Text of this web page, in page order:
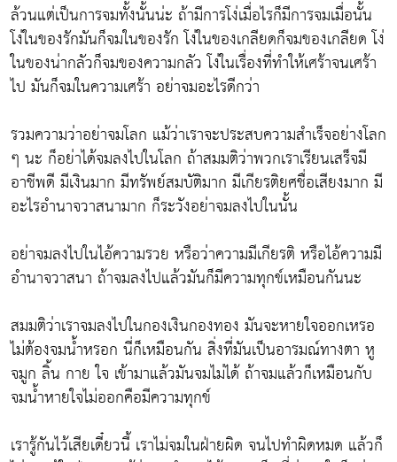
ล้วนแต่เป็นการจมทั้งนั้นน่ะ ถ้ามีการโง่เมื่อไรก็มีการจมเมื่อนั้น
โง่ในของรักมันก็จมในของรัก โง่ในของเกลียดก็จมของเกลียด โง่
ในของน่ากลัวก็จมของความกลัว โง่ในเรื่องที่ทำให้เศร้าจนเศร้า
ไป มันก็จมในความเศร้า อย่าจมอะไรดีกว่า
รวมความว่าอย่าจมโลก แม้ว่าเราจะประสบความสำเร็จอย่างโลก
ๆ นะ ก็อย่าได้จมลงไปในโลก ถ้าสมมติว่าพวกเราเรียนเสร็จมี
อาชีพดี มีเงินมาก มีทรัพย์สมบัติมาก มีเกียรติยศชื่อเสียงมาก มี
อะไรอำนาจวาสนามาก ก็ระวังอย่าจมลงไปในนั้น
อย่าจมลงไปในไอ้ความรวย หรือว่าความมีเกียรติ หรือไอ้ความมี
อำนาจวาสนา ถ้าจมลงไปแล้วมันก็มีความทุกข์เหมือนกันนะ
สมมติว่าเราจมลงไปในกองเงินกองทอง มันจะหายใจออกเหรอ
ไม่ต้องจมน้ำหรอก นี่ก็เหมือนกัน สิ่งที่มันเป็นอารมณ์ทางตา หู
จมูก ลิ้น กาย ใจ เข้ามาแล้วมันจมไม่ได้ ถ้าจมแล้วก็เหมือนกับ
จมน้ำหายใจไม่ออกคือมีความทุกข์
เรารู้กันไว้เสียเดี๋ยวนี้ เราไม่จมในฝ่ายผิด จนไปทำผิดหมด แล้วก็